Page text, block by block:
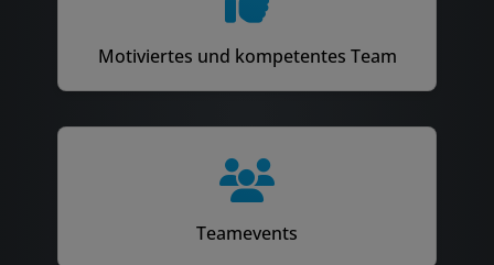
Motiviertes und kompetentes Team
Teamevents